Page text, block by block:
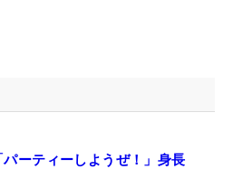
パーティーしようぜ！」身長